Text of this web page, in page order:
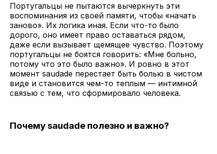
Португальцы не пытаются вычеркнуть эти
воспоминания из своей памяти, чтобы «начать
заново». Их логика иная. Если что-то было
дорого, оно имеет право оставаться рядом,
даже если вызывает щемящее чувство. Поэтому
португальцы не боятся говорить: «Мне больно,
потому что это было важно». И ровно в этот
момент saudade перестает быть болью в чистом
виде и становится чем-то теплым — интимной
связью с тем, что сформировало человека.
Почему saudade полезно и важно?